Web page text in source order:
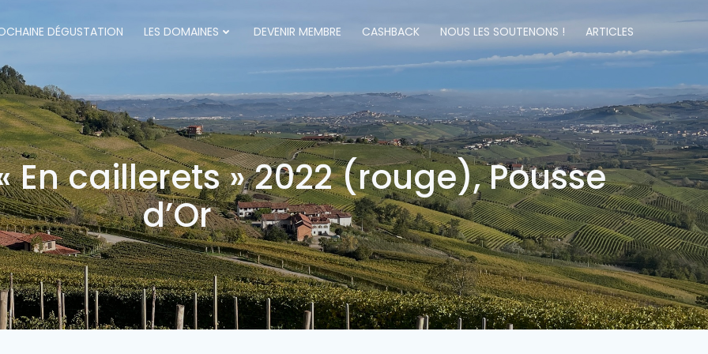
DÉGUSTATION LES DOMAINES DEVENIR MEMBRE CASHBACK NOUS LES SOUTENONS ! ARTICLES
En caillerets » 2022 (rouge), Pousse
d’Or